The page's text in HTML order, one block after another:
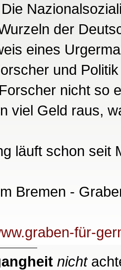
der
eines
und
nicht so
viel Geld raus,
läuft schon seit
Bremen -
für-
nicht